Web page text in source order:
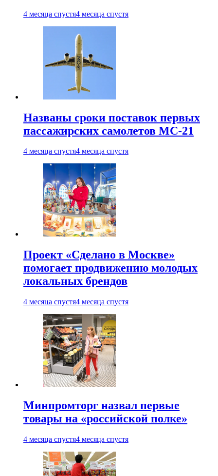
4 месяца спустя4 месяца спустя
Названы сроки поставок первых
пассажирских самолетов МС-21
4 месяца спустя4 месяца спустя
Проект «Сделано в Москве»
помогает продвижению молодых
локальных брендов
4 месяца спустя4 месяца спустя
Минпромторг назвал первые
товары на «российской полке»
4 месяца спустя4 месяца спустя